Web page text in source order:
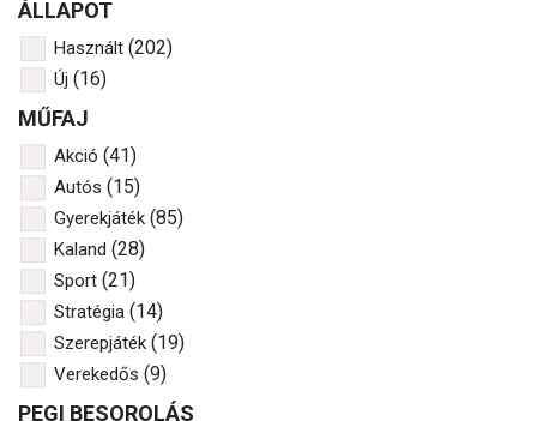
ÁLLAPOT
Használt (202)
Új (16)
MŰFAJ
Akció (41)
Autós (15)
Gyerekjáték (85)
Kaland (28)
Sport (21)
Stratégia (14)
Szerepjáték (19)
Verekedős (9)
PEGI BESOROLÁS